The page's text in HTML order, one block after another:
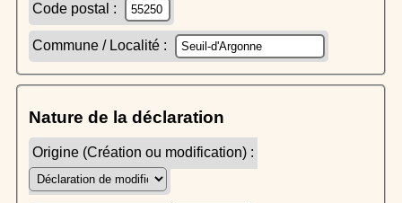
Code postal :
Commune / Localité :
Nature de la déclaration
Origine (Création ou modification) :